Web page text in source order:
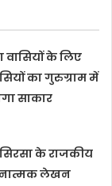
वासियों के लिए
का गुरुग्राम में
साकार
के राजकीय
लेखन